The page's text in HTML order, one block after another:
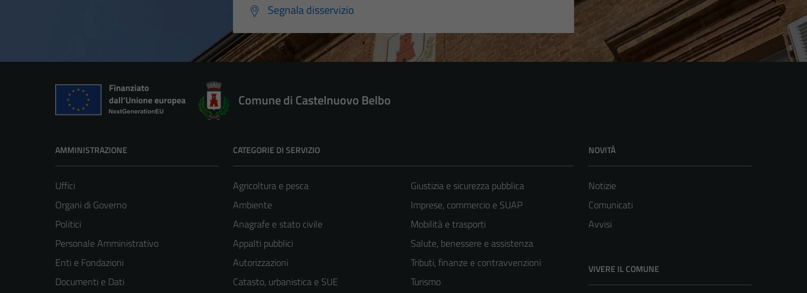
Segnala disservizio
Comune di Castelnuovo Belbo
AMMINISTRAZIONE
Uffici
Organi di Governo
Politici
Personale Amministrativo
Enti e Fondazioni
Documenti e Dati
CATEGORIE DI SERVIZIO
Agricoltura e pesca
Ambiente
Anagrafe e stato civile
Appalti pubblici
Autorizzazioni
Catasto, urbanistica e SUE
Giustizia e sicurezza pubblica
Imprese, commercio e SUAP
Mobilità e trasporti
Salute, benessere e assistenza
Tributi, finanze e contravvenzioni
Turismo
NOVITÀ
Notizie
Comunicati
Avvisi
VIVERE IL COMUNE